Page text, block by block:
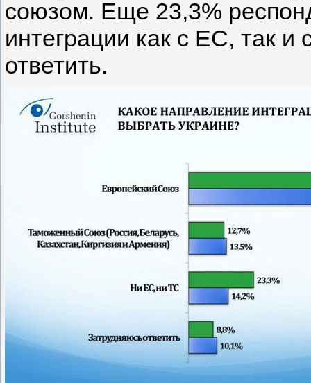
союзом. Еще 23,3%
интеграции как с ЕС, так
ответить.